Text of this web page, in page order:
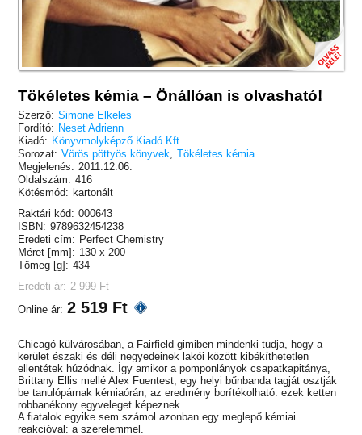
Tökéletes kémia – Önállóan is olvasható!
Szerző: Simone Elkeles
Fordító: Neset Adrienn
Kiadó: Könyvmolyképző Kiadó Kft.
Sorozat: Vörös pöttyös könyvek
Tökéletes kémia
Megjelenés: 2011.12.06.
Oldalszám: 416
Kötésmód: kartonált
Raktári kód: 000643
ISBN: 9789632454238
Eredeti cím: Perfect Chemistry
Méret [mm]: 130 x 200
Tömeg [g]: 434
Eredeti ár: 2 999 Ft
Online ár: 2 519 Ft
Chicagó külvárosában, a Fairfield gimiben mindenki tudja, hogy a
kerület északi és déli negyedeinek lakói között kibékíthetetlen
ellentétek húzódnak. Így amikor a pomponlányok csapatkapitánya,
Brittany Ellis mellé Alex Fuentest, egy helyi bűnbanda tagját osztják
be tanulópárnak kémiaórán, az eredmény borítékolható: ezek ketten
robbanékony egyveleget képeznek.
A fiatalok egyike sem számol azonban egy meglepő kémiai
reakcióval: a szerelemmel.